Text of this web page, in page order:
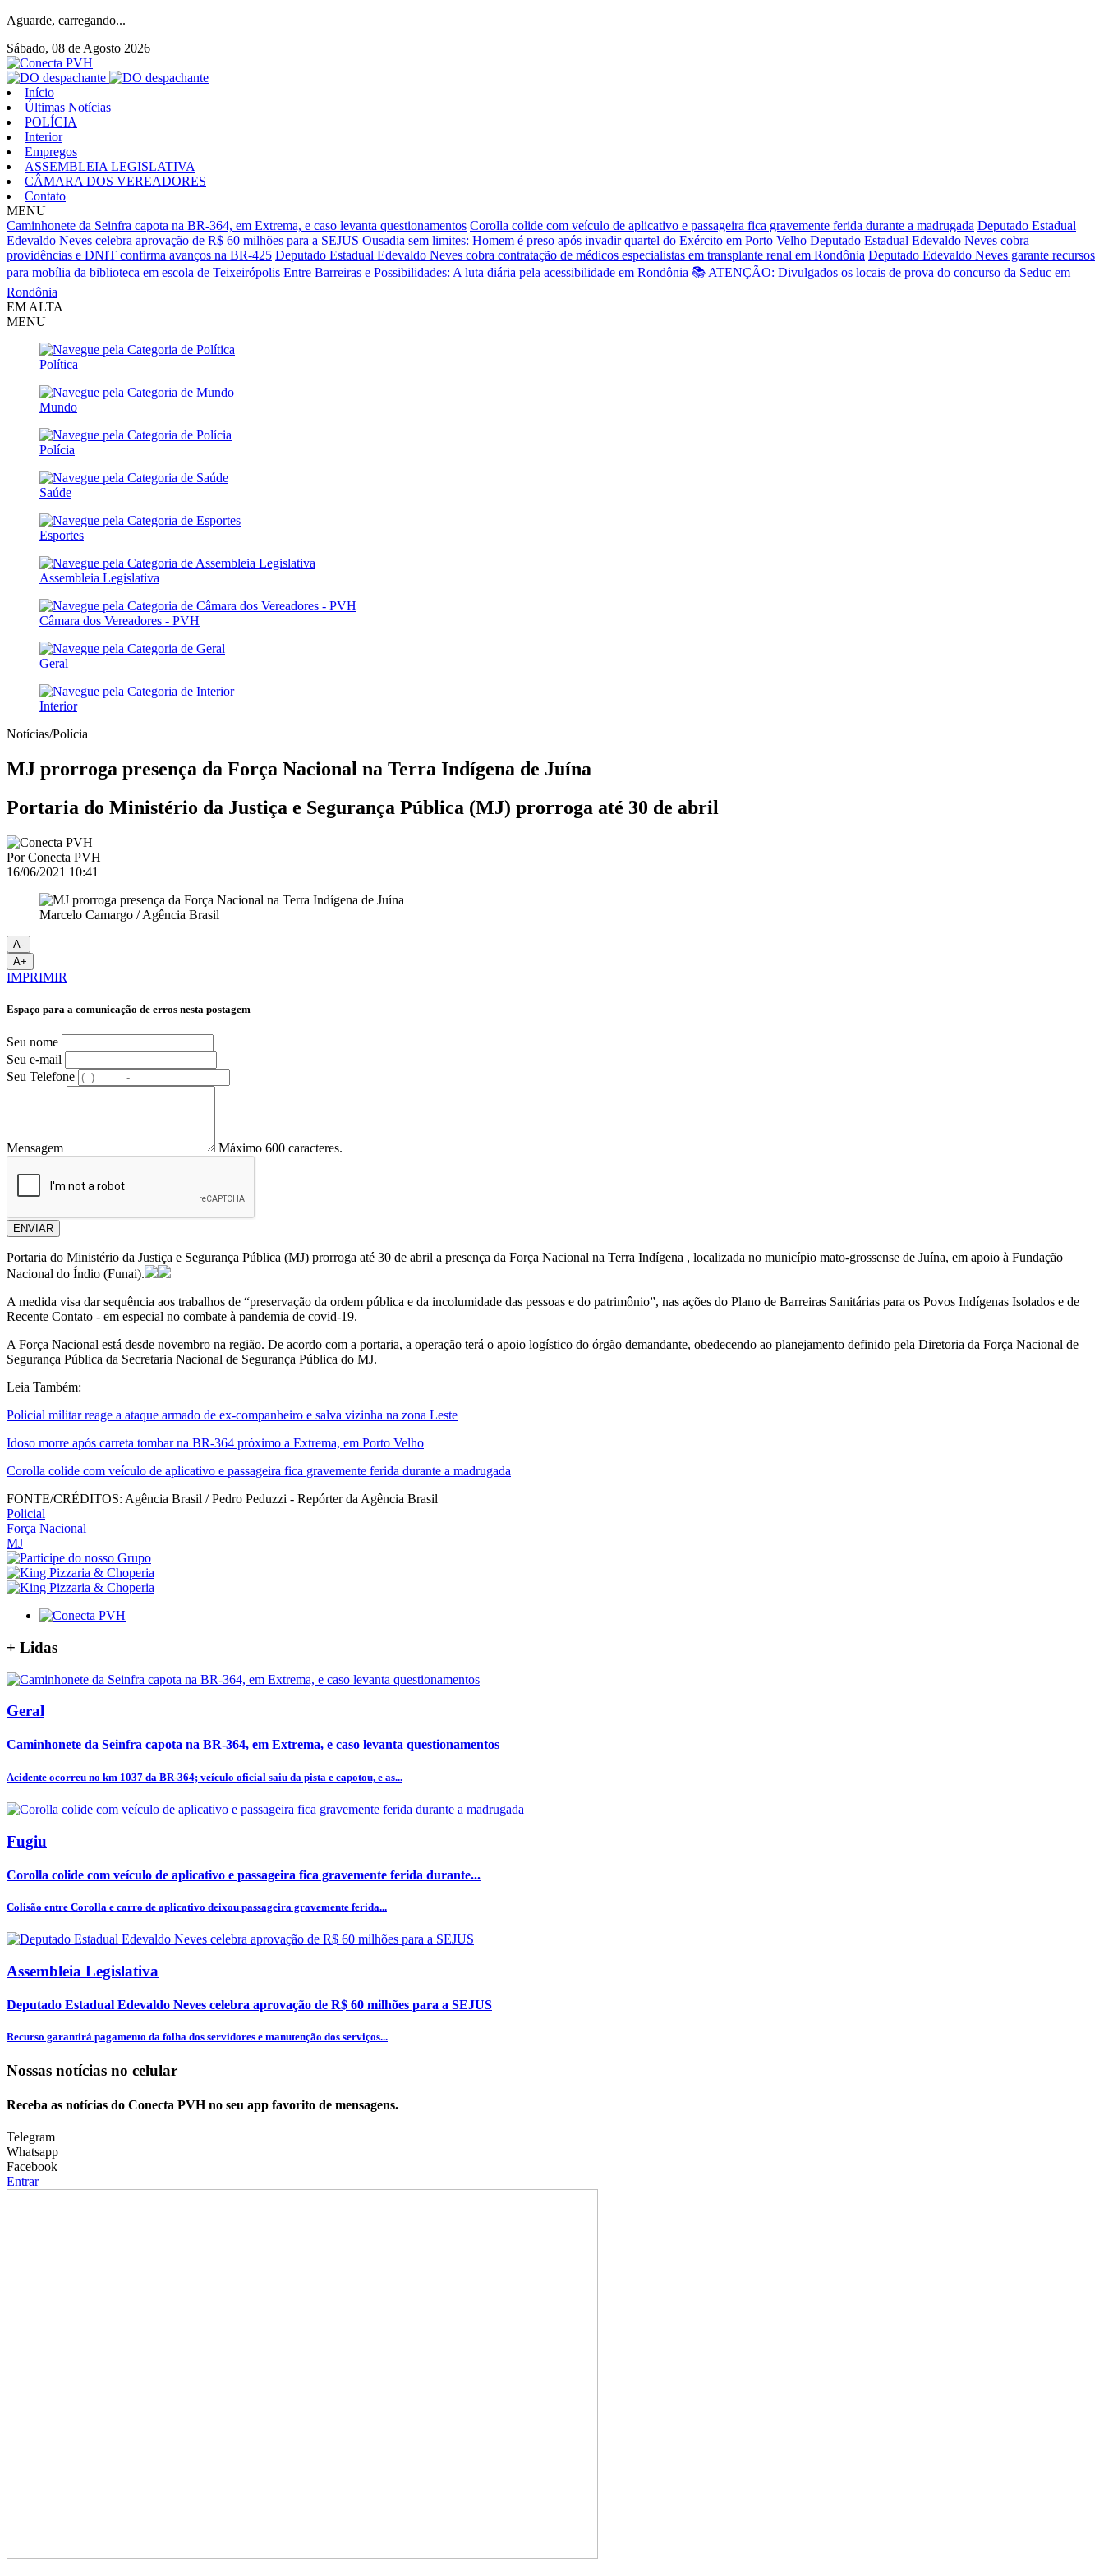
Aguarde, carregando...
Sábado, 08 de Agosto 2026
Início
Últimas Notícias
POLÍCIA
Interior
Empregos
ASSEMBLEIA LEGISLATIVA
CÂMARA DOS VEREADORES
Contato
MENU
Caminhonete da Seinfra capota na BR-364, em Extrema, e caso levanta questionamentos Corolla colide com veículo de aplicativo e passageira fica gravemente ferida durante a madrugada Deputado Estadual
Edevaldo Neves celebra aprovação de R$ 60 milhões para a SEJUS Ousadia sem limites: Homem é preso após invadir quartel do Exército em Porto Velho Deputado Estadual Edevaldo Neves cobra
providências e DNIT confirma avanços na BR-425 Deputado Estadual Edevaldo Neves cobra contratação de médicos especialistas em transplante renal em Rondônia Deputado Edevaldo Neves garante recursos
para mobília da biblioteca em escola de Teixeirópolis Entre Barreiras e Possibilidades: A luta diária pela acessibilidade em Rondônia 📚 ATENÇÃO: Divulgados os locais de prova do concurso da Seduc em
Rondônia
EM ALTA
MENU
Política
Mundo
Polícia
Saúde
Esportes
Assembleia Legislativa
Câmara dos Vereadores - PVH
Geral
Interior
Notícias/Polícia
MJ prorroga presença da Força Nacional na Terra Indígena de Juína
Portaria do Ministério da Justiça e Segurança Pública (MJ) prorroga até 30 de abril
PorConecta PVH
16/06/2021 10:41
Marcelo Camargo / Agência Brasil
A-
A+
IMPRIMIR
Espaço para a comunicação de erros nesta postagem
Seu nome
Seu e-mail
Seu Telefone
Mensagem Máximo 600 caracteres.
ENVIAR
Portaria do Ministério da Justiça e Segurança Pública (MJ) prorroga até 30 de abril a presença da Força Nacional na Terra Indígena , localizada no município mato-grossense de Juína, em apoio à Fundação
Nacional do Índio (Funai).
A medida visa dar sequência aos trabalhos de “preservação da ordem pública e da incolumidade das pessoas e do patrimônio”, nas ações do Plano de Barreiras Sanitárias para os Povos Indígenas Isolados e de
Recente Contato - em especial no combate à pandemia de covid-19.
A Força Nacional está desde novembro na região. De acordo com a portaria, a operação terá o apoio logístico do órgão demandante, obedecendo ao planejamento definido pela Diretoria da Força Nacional de
Segurança Pública da Secretaria Nacional de Segurança Pública do MJ.
Leia Também:
Policial militar reage a ataque armado de ex-companheiro e salva vizinha na zona Leste
Idoso morre após carreta tombar na BR-364 próximo a Extrema, em Porto Velho
Corolla colide com veículo de aplicativo e passageira fica gravemente ferida durante a madrugada
FONTE/CRÉDITOS: Agência Brasil / Pedro Peduzzi - Repórter da Agência Brasil
Policial
Força Nacional
MJ
+ Lidas
Geral
Caminhonete da Seinfra capota na BR-364, em Extrema, e caso levanta questionamentos
Acidente ocorreu no km 1037 da BR-364; veículo oficial saiu da pista e capotou, e as...
Fugiu
Corolla colide com veículo de aplicativo e passageira fica gravemente ferida durante...
Colisão entre Corolla e carro de aplicativo deixou passageira gravemente ferida...
Assembleia Legislativa
Deputado Estadual Edevaldo Neves celebra aprovação de R$ 60 milhões para a SEJUS
Recurso garantirá pagamento da folha dos servidores e manutenção dos serviços...
Nossas notícias no celular
Receba as notícias do Conecta PVH no seu app favorito de mensagens.
Telegram
Whatsapp
Facebook
Entrar